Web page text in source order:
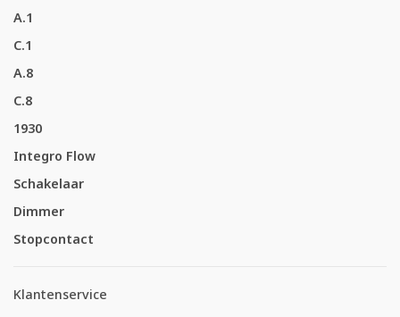
A.1
C.1
A.8
C.8
1930
Integro Flow
Schakelaar
Dimmer
Stopcontact
Klantenservice